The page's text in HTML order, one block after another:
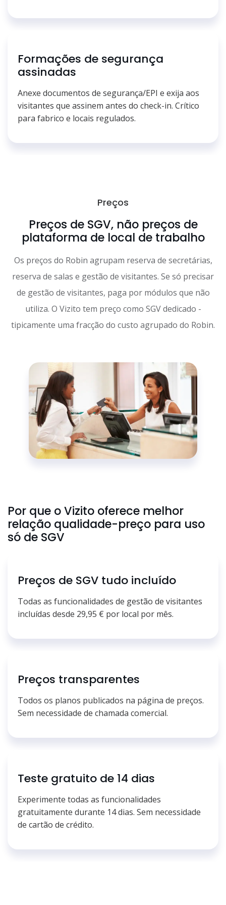
Formações de segurança
assinadas
Anexe documentos de segurança/EPI e exija aos
visitantes que assinem antes do check-in. Crítico
para fabrico e locais regulados.
Preços
Preços de SGV, não preços de
plataforma de local de trabalho
Os preços do Robin agrupam reserva de secretárias,
reserva de salas e gestão de visitantes. Se só precisar
de gestão de visitantes, paga por módulos que não
utiliza. O Vizito tem preço como SGV dedicado -
tipicamente uma fracção do custo agrupado do Robin.
Por que o Vizito oferece melhor
relação qualidade-preço para uso
só de SGV
Preços de SGV tudo incluído
Todas as funcionalidades de gestão de visitantes
incluídas desde 29,95 € por local por mês.
Preços transparentes
Todos os planos publicados na página de preços.
Sem necessidade de chamada comercial.
Teste gratuito de 14 dias
Experimente todas as funcionalidades
gratuitamente durante 14 dias. Sem necessidade
de cartão de crédito.